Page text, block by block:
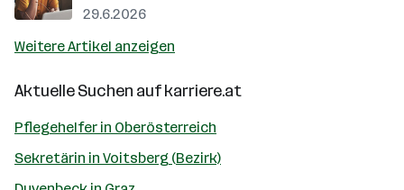
29.6.2026
Weitere Artikel anzeigen
Aktuelle Suchen aufkarriere.at
Pflegehelfer in Oberösterreich
Sekretärin in Voitsberg (Bezirk)